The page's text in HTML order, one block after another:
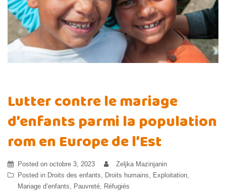
Lutter contre le mariage
d’enfants parmi la population
rom en Europe de l’Est
Posted on octobre 3, 2023
Zeljka Mazinjanin
Posted in Droits des enfants, Droits humains, Exploitation,
Mariage d’enfants, Pauvreté, Réfugiés